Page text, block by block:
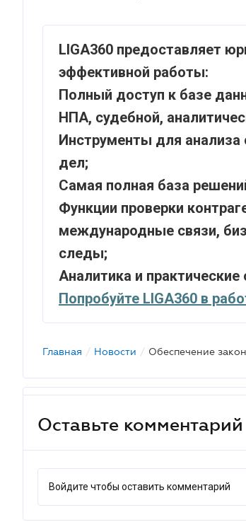
LIGA360 предоставляет
эффективной работы:
Полный доступ к базе
НПА, судебной,
Инструменты для анализа
дел;
Самая полная база
Функции проверки
международные связи,
следы;
Аналитика и
Попробуйте LIGA360 в
Главная / Новости /
Оставьте комментарий
Войдите чтобы оставить комментарий